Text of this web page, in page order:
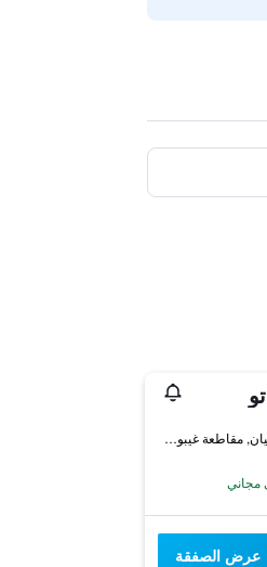
Padre Orcolaga, 56, سان سباستيان, مقاطعة غيبوثكـوا, أسبانيا
مجاني
عرض الصفقة